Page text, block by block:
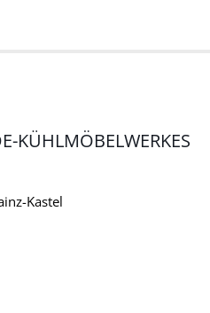
KÜHLMÖBELWERKES
Kastel